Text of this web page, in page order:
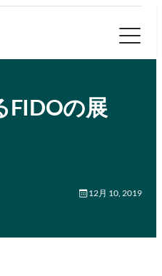
FIDOの展
12月 10, 2019